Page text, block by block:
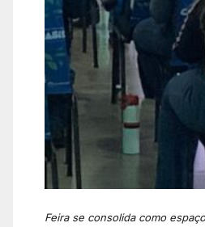
Feira se consolida como